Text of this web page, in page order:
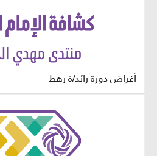
أغراض دورة رائد/ة رهط